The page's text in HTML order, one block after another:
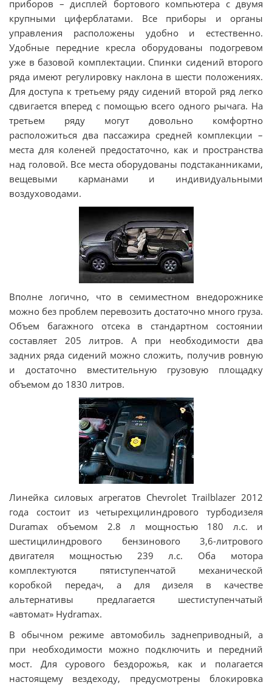
приборов – дисплей бортового компьютера с двумя
крупными циферблатами. Все приборы и органы
управления расположены удобно и естественно.
Удобные передние кресла оборудованы подогревом
уже в базовой комплектации. Спинки сидений второго
ряда имеют регулировку наклона в шести положениях.
Для доступа к третьему ряду сидений второй ряд легко
сдвигается вперед с помощью всего одного рычага. На
третьем ряду могут довольно комфортно
расположиться два пассажира средней комплекции –
места для коленей предостаточно, как и пространства
над головой. Все места оборудованы подстаканниками,
вещевыми карманами и индивидуальными
воздуховодами.
Вполне логично, что в семиместном внедорожнике
можно без проблем перевозить достаточно много груза.
Объем багажного отсека в стандартном состоянии
составляет 205 литров. А при необходимости два
задних ряда сидений можно сложить, получив ровную
и достаточно вместительную грузовую площадку
объемом до 1830 литров.
Линейка силовых агрегатов Chevrolet Trailblazer 2012
года состоит из четырехцилиндрового турбодизеля
Duramax объемом 2.8 л мощностью 180 л.с. и
шестицилиндрового бензинового 3,6-литрового
двигателя мощностью 239 л.с. Оба мотора
комплектуются пятиступенчатой механической
коробкой передач, а для дизеля в качестве
альтернативы предлагается шестиступенчатый
«автомат» Hydramax.
В обычном режиме автомобиль заднеприводный, а
при необходимости можно подключить и передний
мост. Для сурового бездорожья, как и полагается
настоящему вездеходу, предусмотрены блокировка